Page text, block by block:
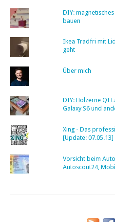
DIY:
bauen
Ikea Tradfri mit Lidl
geht
Über mich
DIY: Hölzerne QI
Galaxy S6 und
Xing - Das
[Update: 07.05.13]
Vorsicht beim
Autoscout24,